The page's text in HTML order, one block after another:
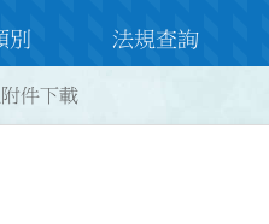
別 法規查詢
件下載